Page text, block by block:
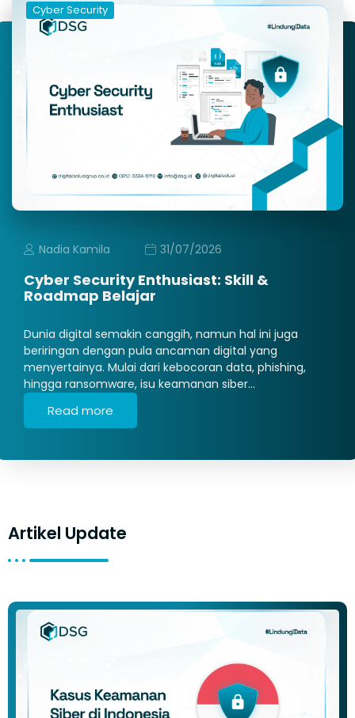
Cyber Security
Nadia Kamila 31/07/2026
Cyber Security Enthusiast: Skill &
Roadmap Belajar
Dunia digital semakin canggih, namun hal ini juga
beriringan dengan pula ancaman digital yang
menyertainya. Mulai dari kebocoran data, phishing,
hingga ransomware, isu keamanan siber…
Read more
Artikel Update